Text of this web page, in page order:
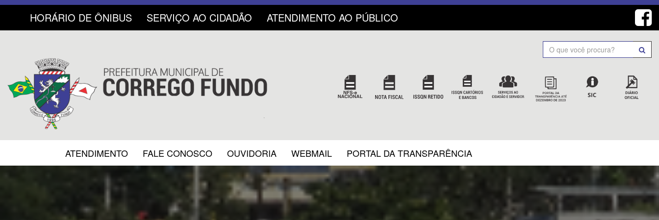
HORÁRIO DE ÔNIBUS SERVIÇO AO CIDADÃO ATENDIMENTO AO PÚBLICO
Search
ATENDIMENTO FALE CONOSCO OUVIDORIA WEBMAIL PORTAL DA TRANSPARÊNCIA